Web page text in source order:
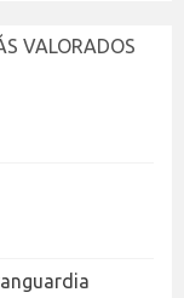
VALORADOS